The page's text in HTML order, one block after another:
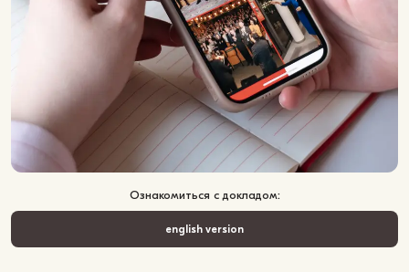
Ознакомиться с докладом:
english version